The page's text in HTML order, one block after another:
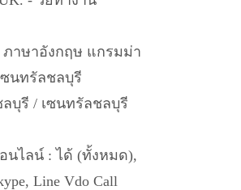
ภาษาอังกฤษ แกรมม่า
นทรัลชลบุรี
บุรี / เซนทรัลชลบุรี
นไลน์ : ได้ (ทั้งหมด),
Line Vdo Call